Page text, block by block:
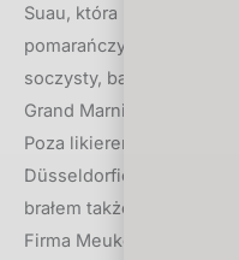
Suau, która powstaje na
pomarańczy,
soczysty, bardzo
Grand Marnier. Dostał
Poza likierem wybrałem
Düsseldorfie stoiska
brałem także pineau des
Firma Meukow